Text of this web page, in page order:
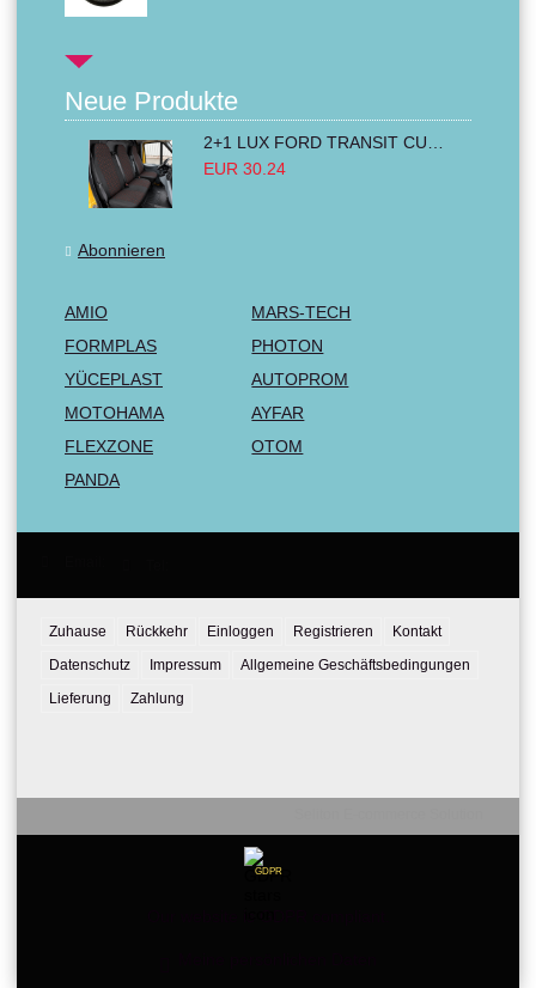
Neue Produkte
EUR 30.24
Abonnieren
AMIO
MARS-TECH
FORMPLAS
PHOTON
YÜCEPLAST
AUTOPROM
MOTOHAMA
AYFAR
FLEXZONE
OTOM
PANDA
Zuhause Rückkehr Einloggen Registrieren
Kontakt
Datenschutz
Impressum
Allgemeine Geschäftsbedingungen
Lieferung
Zahlung
GDPR